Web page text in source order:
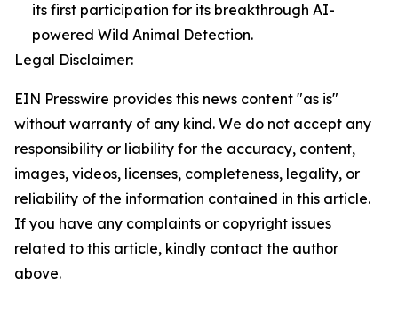
its first participation for its breakthrough AI-
powered Wild Animal Detection.
Legal Disclaimer:
EIN Presswire provides this news content "as is"
without warranty of any kind. We do not accept any
responsibility or liability for the accuracy, content,
images, videos, licenses, completeness, legality, or
reliability of the information contained in this article.
If you have any complaints or copyright issues
related to this article, kindly contact the author
above.